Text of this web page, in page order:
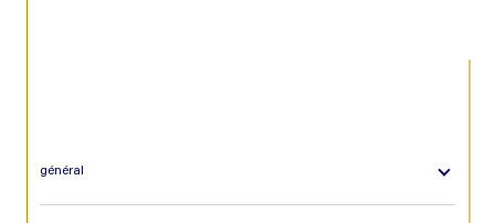
général